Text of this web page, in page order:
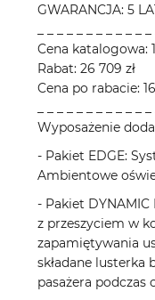
GWARANCJA: 5
Cena katalogowa:
Rabat: 26 709 zł
Cena po rabacie:
Wyposażenie
- Pakiet EDGE:
Ambientowe
- Pakiet
z przeszyciem w
zapamiętywania
składane
pasażera podczas